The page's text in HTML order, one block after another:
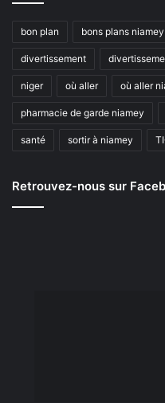
bon plan bons plans niamey
divertissement
niger où aller où aller
pharmacie de garde niamey
santé sortir à niamey
Retrouvez-nous sur